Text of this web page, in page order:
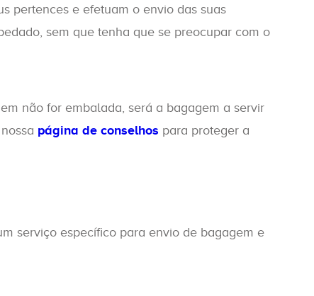
pertences e efetuam o envio das suas
sem que tenha que se preocupar com o
não for embalada, será a bagagem a servir
página de conselhos para proteger a
serviço específico para envio de bagagem e